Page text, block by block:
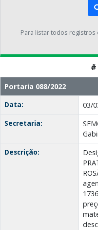
Para listar todos
#
Portaria 088/2022
Data:
03/
Secretaria:
Descrição: